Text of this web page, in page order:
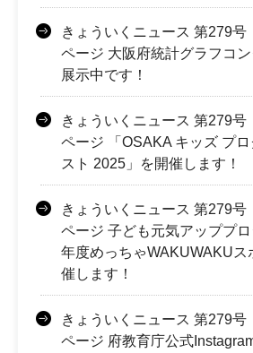
きょういくニュース 第279号
ページ 大阪府統計グラフコ
展示中です！
きょういくニュース 第279号
ページ 「OSAKA キッズ プ
スト 2025」を開催します！
きょういくニュース 第279号
ページ 子ども元気アッププ
年度めっちゃWAKUWAKUス
催します！
きょういくニュース 第279号
ページ 府教育庁公式